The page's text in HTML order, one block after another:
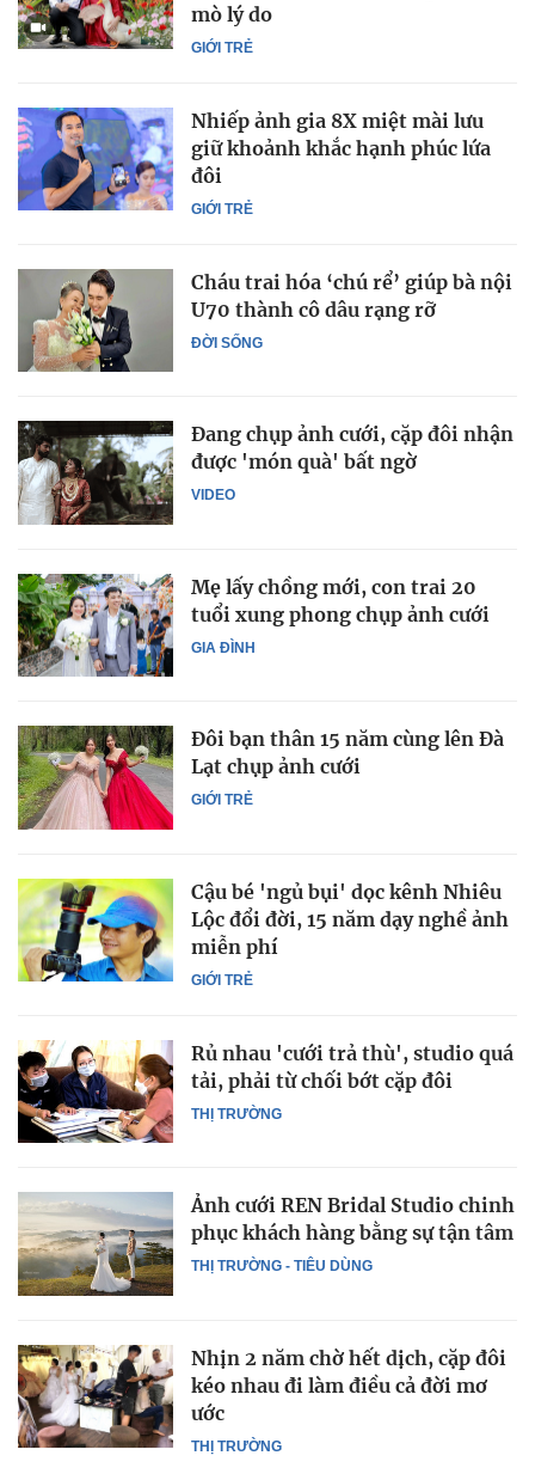
GIỚI TRẺ
mò lý do
GIỚI TRẺ
Nhiếp ảnh gia 8X miệt mài lưu
giữ khoảnh khắc hạnh phúc lứa
đôi
ĐỜI SỐNG
Cháu trai hóa ‘chú rể’ giúp bà nội
U70 thành cô dâu rạng rỡ
VIDEO
Đang chụp ảnh cưới, cặp đôi nhận
được 'món quà' bất ngờ
GIA ĐÌNH
Mẹ lấy chồng mới, con trai 20
tuổi xung phong chụp ảnh cưới
GIỚI TRẺ
Đôi bạn thân 15 năm cùng lên Đà
Lạt chụp ảnh cưới
GIỚI TRẺ
Cậu bé 'ngủ bụi' dọc kênh Nhiêu
Lộc đổi đời, 15 năm dạy nghề ảnh
miễn phí
THỊ TRƯỜNG
Rủ nhau 'cưới trả thù', studio quá
tải, phải từ chối bớt cặp đôi
THỊ TRƯỜNG - TIÊU DÙNG
Ảnh cưới REN Bridal Studio chinh
phục khách hàng bằng sự tận tâm
THỊ TRƯỜNG
Nhịn 2 năm chờ hết dịch, cặp đôi
kéo nhau đi làm điều cả đời mơ
ước